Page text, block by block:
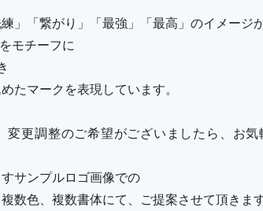
」「繋がり」「最強」「最高」のイメージ
モチーフに
たマークを表現しています。
変更調整のご希望がございましたら、お
サンプルロゴ画像での
数色、複数書体にて、ご提案させて頂きます